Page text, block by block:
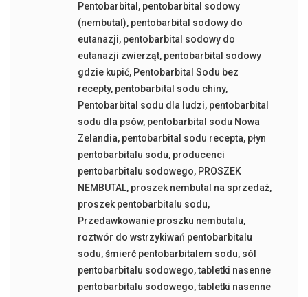
Pentobarbital , pentobarbital sodowy
(nembutal), pentobarbital sodowy do
eutanazji, pentobarbital sodowy do
eutanazji zwierząt, pentobarbital sodowy
gdzie kupić, Pentobarbital Sodu bez
recepty, pentobarbital sodu chiny,
Pentobarbital sodu dla ludzi, pentobarbital
sodu dla psów, pentobarbital sodu Nowa
Zelandia, pentobarbital sodu recepta, płyn
pentobarbitalu sodu, producenci
pentobarbitalu sodowego, PROSZEK
NEMBUTAL, proszek nembutal na sprzedaż,
proszek pentobarbitalu sodu,
Przedawkowanie proszku nembutalu,
roztwór do wstrzykiwań pentobarbitalu
sodu,śmierć pentobarbitalem sodu, sól
pentobarbitalu sodowego,tabletki nasenne
pentobarbitalu sodowego,tabletki nasenne